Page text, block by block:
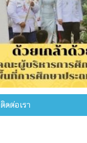
ติดต่อเรา